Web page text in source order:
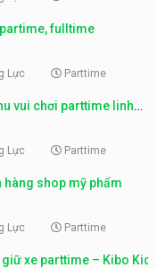
fulltime
Lực Parttime
vui chơi parttime linh
Lực Parttime
hàng shop mỹ phẩm
Lực Parttime
xe parttime – Kibo Kid